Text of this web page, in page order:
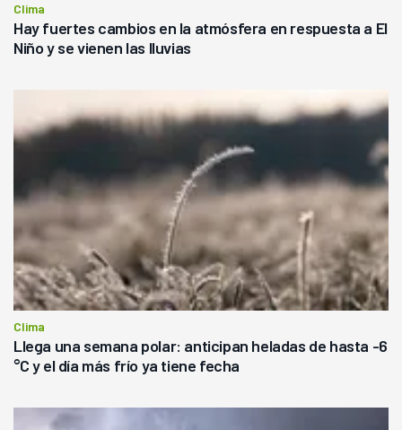
Clima
Hay fuertes cambios en la atmósfera en respuesta a El
Niño y se vienen las lluvias
Clima
Llega una semana polar: anticipan heladas de hasta -6
°C y el día más frío ya tiene fecha